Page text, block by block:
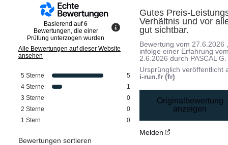
Basierend auf6
Bewertungen, die einer
Prüfung unterzogen wurden
Alle Bewertungen auf dieser Website
ansehen
5 Sterne
5
4 Sterne
1
3 Sterne
0
2 Sterne
0
1 Stern 0
Bewertungen sortieren
Gutes Preis-
Verhältnis und vor
gut sichtbar.
Bewertung vom 27.6.2026
infolge einer Erfahrung
2.6.2026 durch PASCAL G.
Ursprünglich veröffentlicht
i-run.fr (fr)
Originalbewertung
anzeigen
Melden